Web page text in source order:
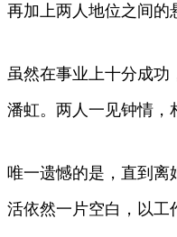
再加上两人地位之间的
虽然在事业上十分成
潘虹。两人一见钟情，
唯一遗憾的是，直到离
活依然一片空白，以工